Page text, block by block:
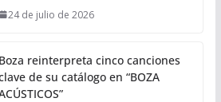
24 de julio de 2026
Boza reinterpreta cinco canciones
de su catálogo en “BOZA